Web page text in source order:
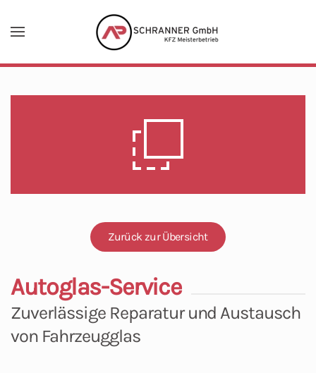
Zum Hauptinhalt springen
Zurück zur Übersicht
Autoglas-Service
Zuverlässige Reparatur und Austausch
von Fahrzeugglas